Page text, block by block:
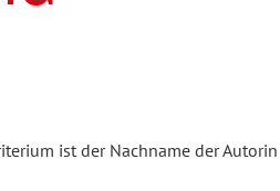
ist der Nachname der